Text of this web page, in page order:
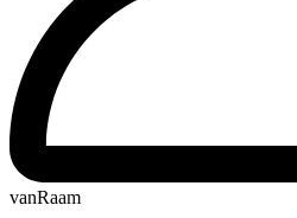
vanRaam